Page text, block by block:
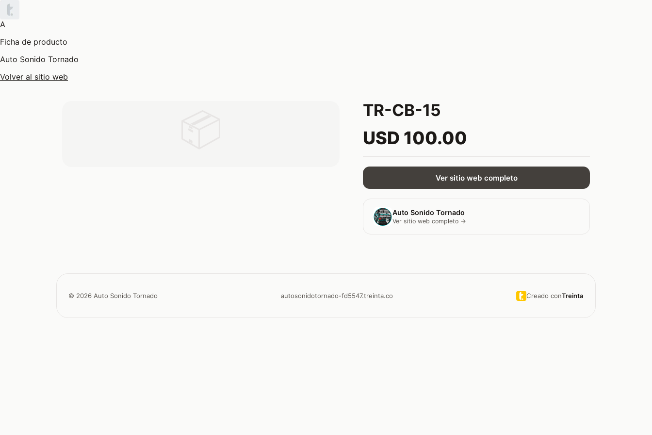
A
Ficha de producto
Auto Sonido Tornado
Volver al sitio web
TR-CB-15
USD 100.00
Ver sitio web completo
Auto Sonido Tornado
Ver sitio web completo →
© 2026 Auto Sonido Tornado autosonidotornado-fd5547.treinta.co Creado conTreinta